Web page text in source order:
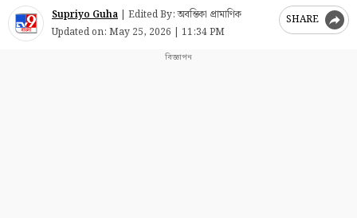
Supriyo Guha | Edited By: অবন্তিকা প্রামাণিক
Updated on: May 25, 2026 | 11:34 PM
SHARE